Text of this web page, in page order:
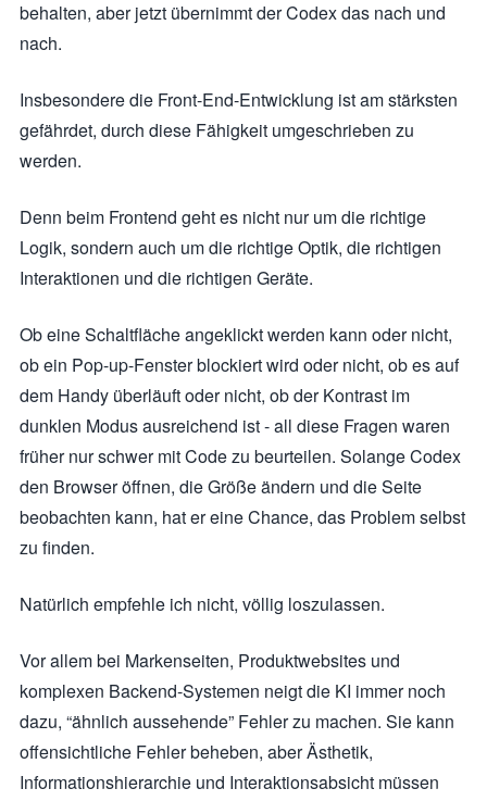
behalten, aber jetzt übernimmt der Codex das nach und
nach.
Insbesondere die Front-End-Entwicklung ist am stärksten
gefährdet, durch diese Fähigkeit umgeschrieben zu
werden.
Denn beim Frontend geht es nicht nur um die richtige
Logik, sondern auch um die richtige Optik, die richtigen
Interaktionen und die richtigen Geräte.
Ob eine Schaltfläche angeklickt werden kann oder nicht,
ob ein Pop-up-Fenster blockiert wird oder nicht, ob es auf
dem Handy überläuft oder nicht, ob der Kontrast im
dunklen Modus ausreichend ist - all diese Fragen waren
früher nur schwer mit Code zu beurteilen. Solange Codex
den Browser öffnen, die Größe ändern und die Seite
beobachten kann, hat er eine Chance, das Problem selbst
zu finden.
Natürlich empfehle ich nicht, völlig loszulassen.
Vor allem bei Markenseiten, Produktwebsites und
komplexen Backend-Systemen neigt die KI immer noch
dazu, “ähnlich aussehende” Fehler zu machen. Sie kann
offensichtliche Fehler beheben, aber Ästhetik,
Informationshierarchie und Interaktionsabsicht müssen